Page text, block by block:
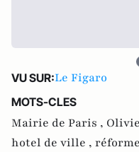
VU SUR:Le Figaro
MOTS-CLES
Mairie de Paris ,
hotel de ville ,